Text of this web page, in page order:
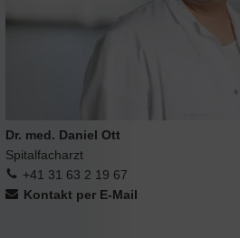
Dr. med. Daniel Ott
Spitalfacharzt
+41 31 63 2 19 67
Kontakt per E-Mail